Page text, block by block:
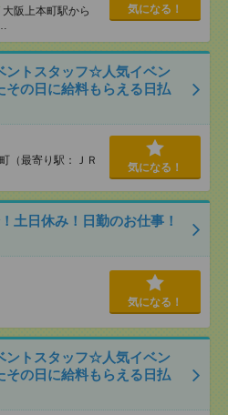
大阪上本町駅から
気になる！
ントスタッフ☆人気イベン
その日に給料もらえる日払
（最寄り駅：ＪＲ
気になる！
土日休み！日勤のお仕事！
気になる！
ントスタッフ☆人気イベン
その日に給料もらえる日払